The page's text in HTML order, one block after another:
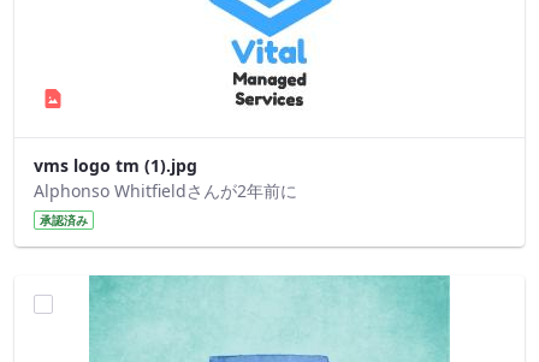
vms logo tm (1).jpg
Alphonso Whitfieldさんが2年前に
承認済み